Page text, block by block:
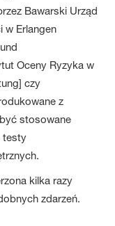
Bawarski Urząd
w Erlangen
Oceny Ryzyka w
czy
z
stosowane
testy
kilka razy
zdarzeń.